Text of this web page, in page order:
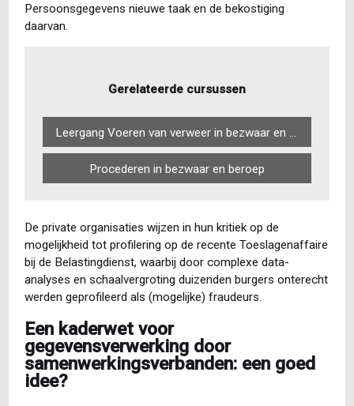
Persoonsgegevens nieuwe taak en de bekostiging
daarvan.
Gerelateerde cursussen
Leergang Voeren van verweer in bezwaar en beroep
Procederen in bezwaar en beroep
De private organisaties wijzen in hun kritiek op de
mogelijkheid tot profilering op de recente Toeslagenaffaire
bij de Belastingdienst, waarbij door complexe data-
analyses en schaalvergroting duizenden burgers onterecht
werden geprofileerd als (mogelijke) fraudeurs.
Een kaderwet voor
gegevensverwerking door
samenwerkingsverbanden: een goed
idee?